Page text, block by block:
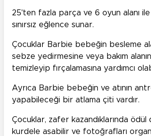
25'ten fazla parça ve 6 oyun alanı
sınırsız eğlence sunar.
Çocuklar Barbie bebeğin besleme
sebze yedirmesine veya bakım
temizleyip fırçalamasına yardımcı
Ayrıca Barbie bebeğin ve atının
yapabileceği bir atlama çiti vardır.
Çocuklar, zafer kazandıklarında ödül
kurdele asabilir ve fotoğrafları